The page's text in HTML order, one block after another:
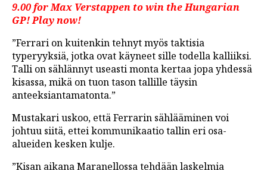
9.00 for Max Verstappen to win the Hungarian
GP! Play now!
”Ferrari on kuitenkin tehnyt myös taktisia
typeryyksiä, jotka ovat käyneet sille todella kalliiksi.
Talli on sählännyt useasti monta kertaa jopa yhdessä
kisassa, mikä on tuon tason tallille täysin
anteeksiantamatonta.”
Mustakari uskoo, että Ferrarin sählääminen voi
johtuu siitä, ettei kommunikaatio tallin eri osa-
alueiden kesken kulje.
”Kisan aikana Maranellossa tehdään laskelmia